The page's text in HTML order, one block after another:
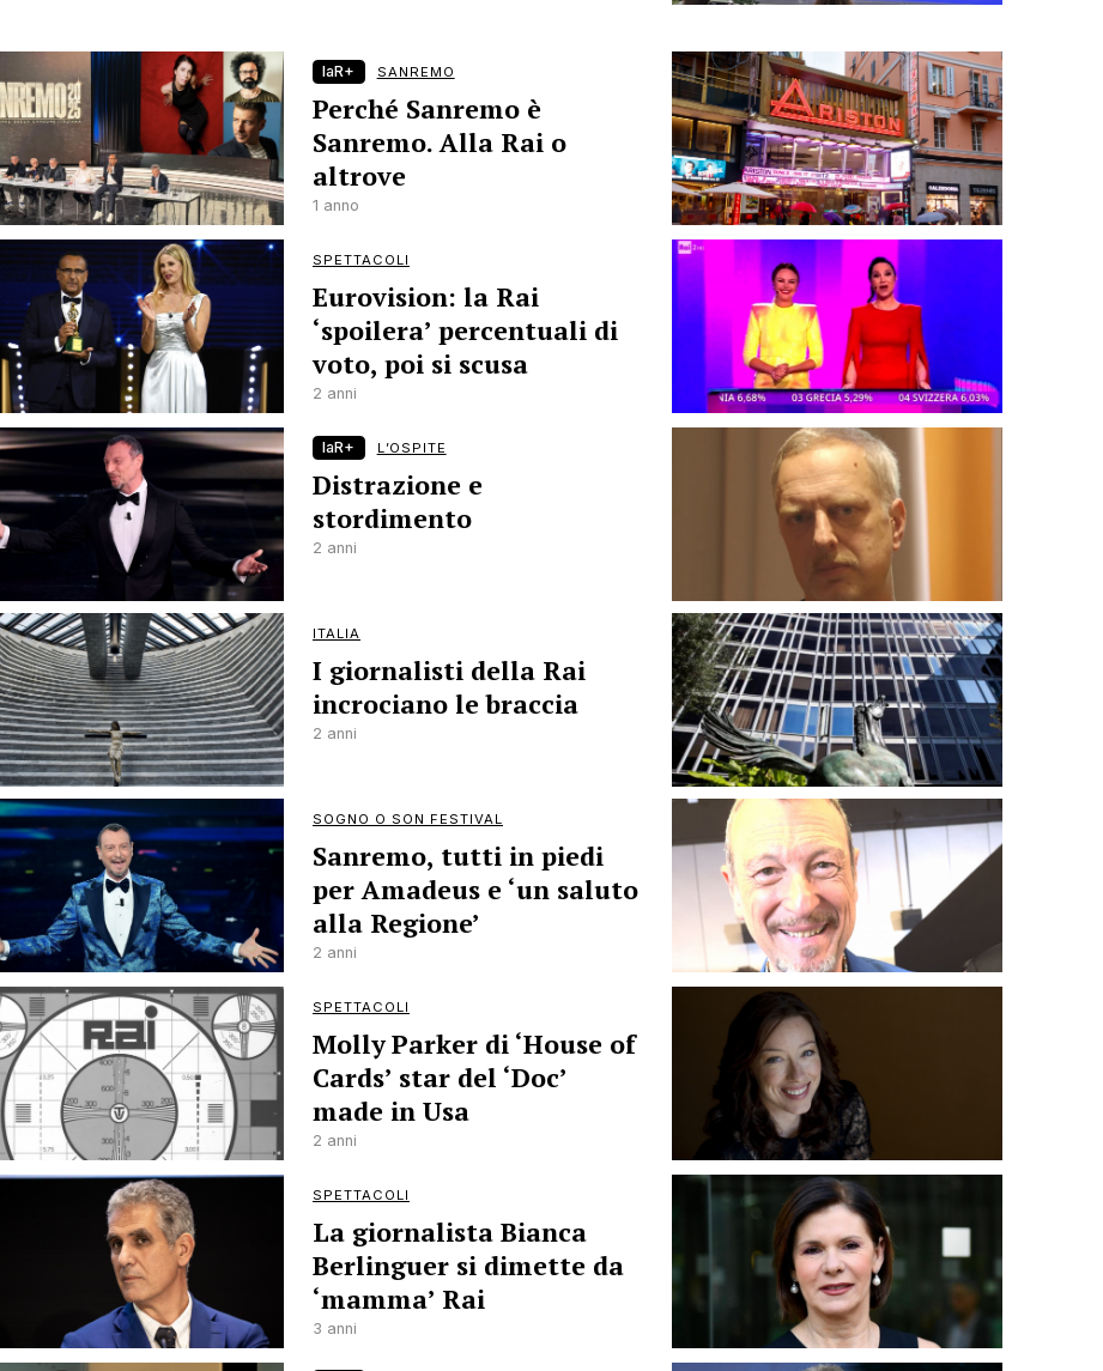
laR+ SANREMO
Perché Sanremo è
Sanremo. Alla Rai o
altrove
1 anno
SPETTACOLI
Eurovision: la Rai
‘spoilera’ percentuali di
voto, poi si scusa
2 anni
laR+ L’OSPITE
Distrazione e
stordimento
2 anni
ITALIA
I giornalisti della Rai
incrociano le braccia
2 anni
SOGNO O SON FESTIVAL
Sanremo, tutti in piedi
per Amadeus e ‘un saluto
alla Regione’
2 anni
SPETTACOLI
Molly Parker di ‘House of
Cards’ star del ‘Doc’
made in Usa
2 anni
SPETTACOLI
La giornalista Bianca
Berlinguer si dimette da
‘mamma’ Rai
3 anni